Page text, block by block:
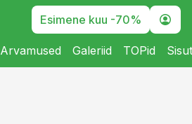
Esimene kuu -70%
Arvamused Galeriid TOPid